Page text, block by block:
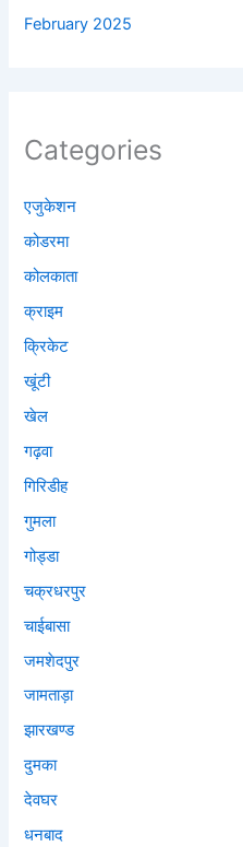
February 2025
Categories
एजुकेशन
कोडरमा
कोलकाता
क्राइम
क्रिकेट
खूंटी
खेल
गढ़वा
गिरिडीह
गुमला
गोड्डा
चक्रधरपुर
चाईबासा
जमशेदपुर
जामताड़ा
झारखण्ड
दुमका
देवघर
धनबाद